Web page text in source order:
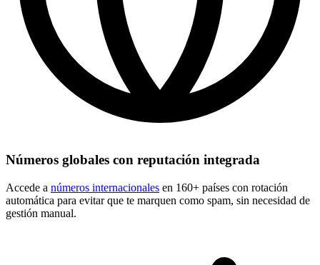
Números globales con reputación integrada
Accede a números internacionales en 160+ países con rotación
automática para evitar que te marquen como spam, sin necesidad de
gestión manual.